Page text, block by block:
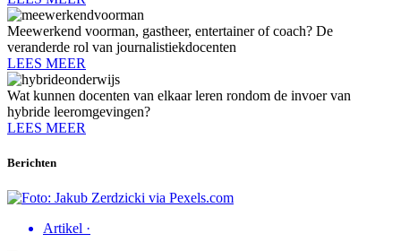
Meewerkend voorman, gastheer, entertainer of coach? De
veranderde rol van journalistiekdocenten
LEES MEER
Wat kunnen docenten van elkaar leren rondom de invoer van
hybride leeromgevingen?
LEES MEER
Berichten
Artikel ·